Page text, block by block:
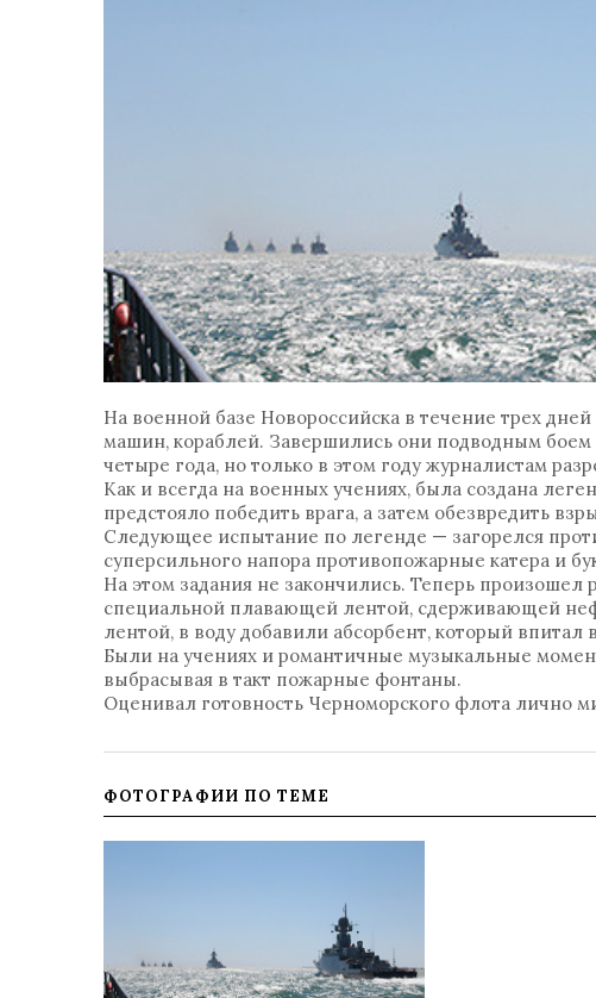
На военной базе Новороссийска в течение трех
машин, кораблей. Завершились они подводным боем
четыре года, но только в этом году журналистам
Как и всегда на военных учениях, была создана
предстояло победить врага, а затем обезвредить
Следующее испытание по легенде — загорелся
суперсильного напора противопожарные катера и
На этом задания не закончились. Теперь
специальной плавающей лентой, сдерживающей
лентой, в воду добавили абсорбент, который впитал
Были на учениях и романтичные музыкальные
выбрасывая в такт пожарные фонтаны.
Оценивал готовность Черноморского флота лично
ФОТОГРАФИИ ПО ТЕМЕ